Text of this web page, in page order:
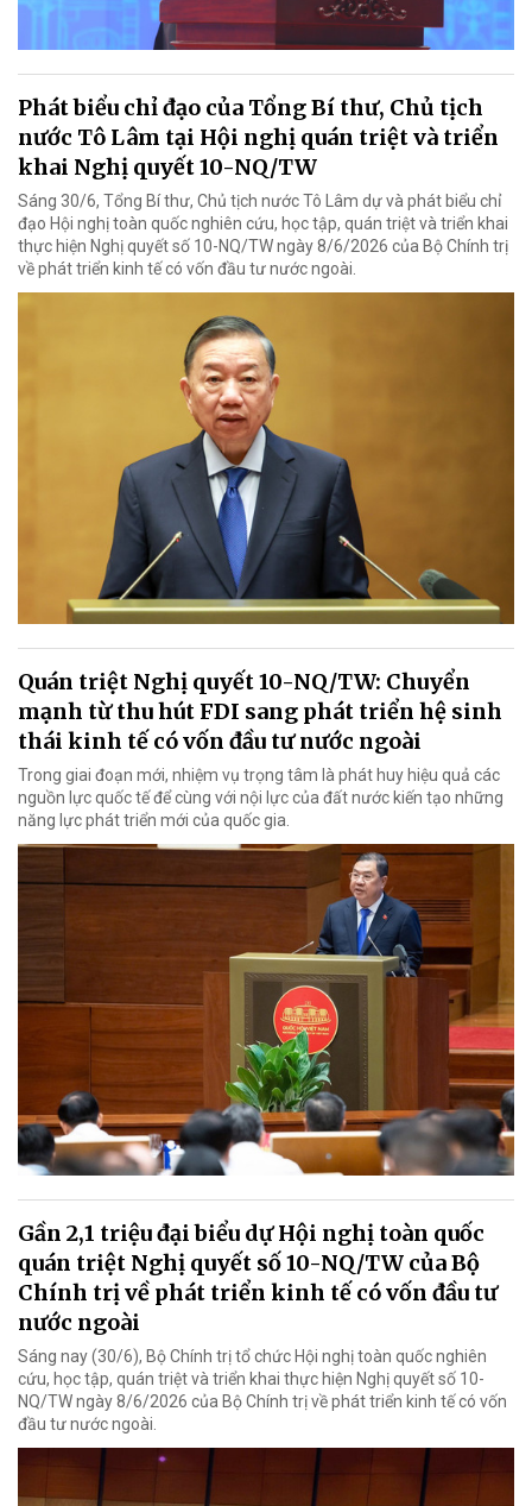
Phát biểu chỉ đạo của Tổng Bí thư, Chủ tịch
nước Tô Lâm tại Hội nghị quán triệt và triển
khai Nghị quyết 10-NQ/TW
Sáng 30/6, Tổng Bí thư, Chủ tịch nước Tô Lâm dự và phát biểu chỉ
đạo Hội nghị toàn quốc nghiên cứu, học tập, quán triệt và triển khai
thực hiện Nghị quyết số 10-NQ/TW ngày 8/6/2026 của Bộ Chính trị
về phát triển kinh tế có vốn đầu tư nước ngoài.
Quán triệt Nghị quyết 10-NQ/TW: Chuyển
mạnh từ thu hút FDI sang phát triển hệ sinh
thái kinh tế có vốn đầu tư nước ngoài
Trong giai đoạn mới, nhiệm vụ trọng tâm là phát huy hiệu quả các
nguồn lực quốc tế để cùng với nội lực của đất nước kiến tạo những
năng lực phát triển mới của quốc gia.
Gần 2,1 triệu đại biểu dự Hội nghị toàn quốc
quán triệt Nghị quyết số 10-NQ/TW của Bộ
Chính trị về phát triển kinh tế có vốn đầu tư
nước ngoài
Sáng nay (30/6), Bộ Chính trị tổ chức Hội nghị toàn quốc nghiên
cứu, học tập, quán triệt và triển khai thực hiện Nghị quyết số 10-
NQ/TW ngày 8/6/2026 của Bộ Chính trị về phát triển kinh tế có vốn
đầu tư nước ngoài.